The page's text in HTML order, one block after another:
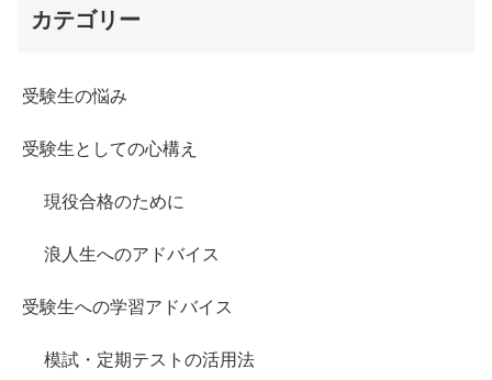
カテゴリー
受験生の悩み
受験生としての心構え
現役合格のために
浪人生へのアドバイス
受験生への学習アドバイス
模試・定期テストの活用法